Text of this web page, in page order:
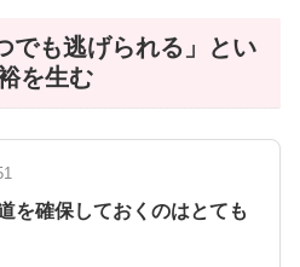
でも逃げられる」とい
を生む
を確保しておくのはとても